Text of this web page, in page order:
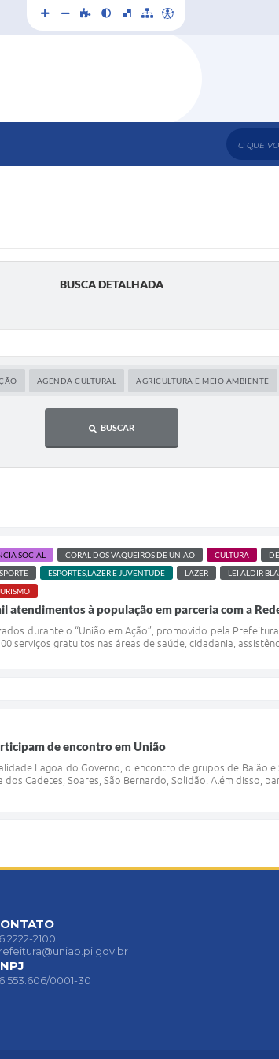
O que
BUSCA DETALHADA
AGENDA CULTURAL AGRICULTURA E MEIO AMBIENTE
BUSCAR
SOCIAL CORAL DOS VAQUEIROS DE UNIÃO CULTURA
ESPORTES,LAZER E JUVENTUDE LAZER LEI ALDIR
atendimentos à população em parceria com a
durante o “União em Ação”, promovido pela
serviços gratuitos nas áreas de saúde, cidadania,
de encontro em União
Lagoa do Governo, o encontro de grupos de Baião
Cadetes, Soares, São Bernardo, Solidão. Além disso,
2222-2100
0001-30